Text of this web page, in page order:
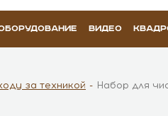
ВИДЕО
за техникой Набор для